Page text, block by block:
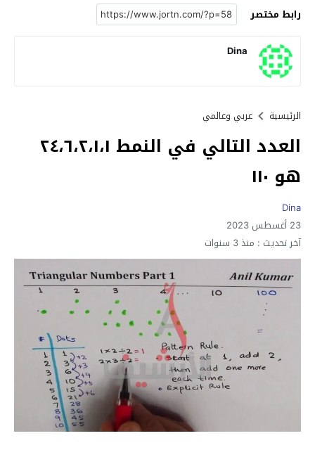
رابط مختصر
Dina
الرئيسية عربي وعالمي
العدد التالي في النمط ٢٤،٦،٢،١،١
هو ١١٠
Dina
23 أغسطس 2023
آخر تحديث : منذ 3 سنوات